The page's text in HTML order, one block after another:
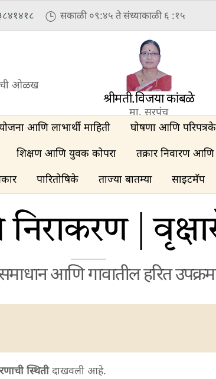
सकाळी ०९:४५ ते संध्याकाळी ६ :१५
ओळख
श्रीमती.विजया कांबळे
मा. सरपंच
आणि लाभार्थी माहिती घोषणा आणि परिपत्रके
शिक्षण आणि युवक कोपरा तक्रार निवारण
पारितोषिके ताज्या बातम्या साइटमॅप
निराकरण |
समाधान आणि गावातील हरित
स्थितीदाखवली आहे.